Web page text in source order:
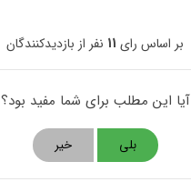
بر اساس رای 11 نفر از بازدیدکنندگان
آیا این مطلب برای شما مفید بود؟
بلی خیر